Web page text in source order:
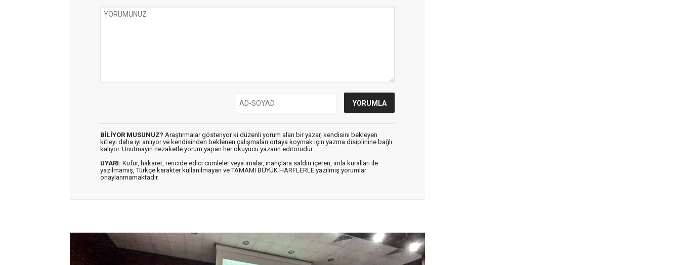
BİLİYOR MUSUNUZ? Araştırmalar gösteriyor ki düzenli yorum alan bir yazar, kendisini bekleyen
kitleyi daha iyi anlıyor ve kendisinden beklenen çalışmaları ortaya koymak için yazma disiplinine bağlı
kalıyor. Unutmayın nezaketle yorum yapan her okuyucu yazarın editörüdür.
UYARI: Küfür, hakaret, rencide edici cümleler veya imalar, inançlara saldırı içeren, imla kuralları ile
yazılmamış, Türkçe karakter kullanılmayan ve TAMAMI BÜYÜK HARFLERLE yazılmış yorumlar
onaylanmamaktadır.